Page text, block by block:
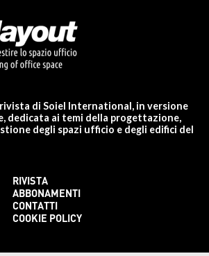
di Soiel International, in versione
dedicata ai temi della progettazione,
degli spazi ufficio e degli edifici del
RIVISTA
ABBONAMENTI
CONTATTI
COOKIE POLICY